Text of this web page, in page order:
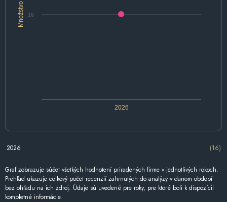
Množstvo
2026
16
2026 (16)
Graf zobrazuje súčet všetkých hodnotení priradených firme v jednotlivých rokoch.
Prehľad ukazuje celkový počet recenzií zahrnutých do analýzy v danom období
bez ohľadu na ich zdroj. Údaje sú uvedené pre roky, pre ktoré boli k dispozícii
kompletné informácie.